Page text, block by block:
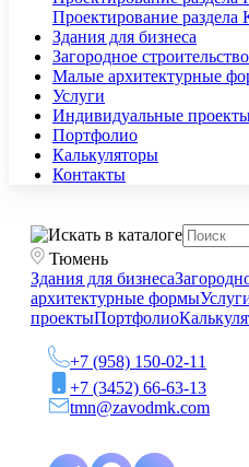
Проектирование раздела
Здания для бизнеса
Загородное строительство
Малые архитектурные
Услуги
Индивидуальные
Портфолио
Калькуляторы
Контакты
Тюмень
Здания для бизнеса
архитектурные формы
проектыПортфолио
+7 (958) 150-02-11
+7 (3452) 66-63-13
tmn@zavodmk.com